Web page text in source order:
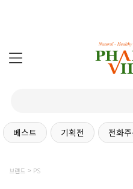
베스트 기획전 전화
브랜드 PS